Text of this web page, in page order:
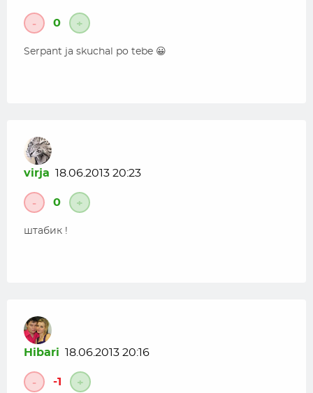
- 0 +
Serpant ja skuchal po tebe 😀
virja 18.06.2013 20:23
- 0 +
штабик !
Hibari 18.06.2013 20:16
- -1 +